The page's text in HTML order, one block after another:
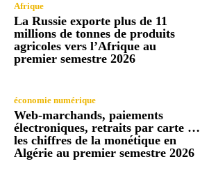
Afrique
La Russie exporte plus de 11
millions de tonnes de produits
agricoles vers l’Afrique au
premier semestre 2026
économie numérique
Web-marchands, paiements
électroniques, retraits par carte …
les chiffres de la monétique en
Algérie au premier semestre 2026